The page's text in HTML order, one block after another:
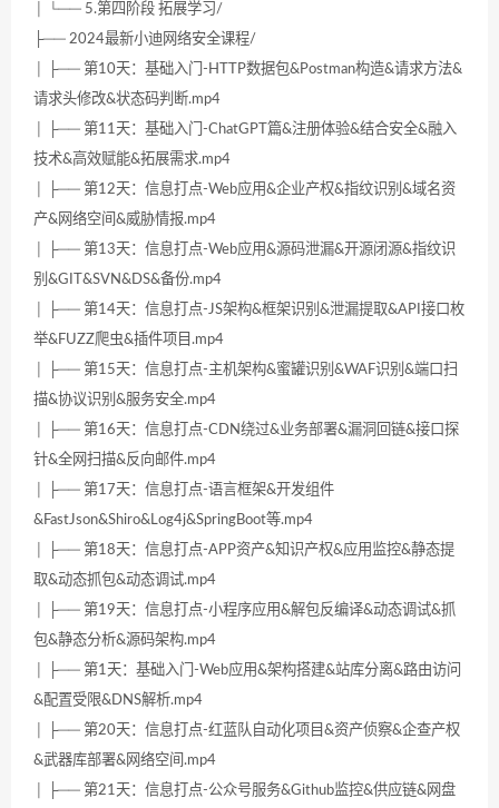
│ └── 5.第四阶段 拓展学习/
├── 2024最新小迪网络安全课程/
│ ├── 第10天：基础入门-HTTP数据包&Postman构造&请求方法&
请求头修改&状态码判断.mp4
│ ├── 第11天：基础入门-ChatGPT篇&注册体验&结合安全&融入
技术&高效赋能&拓展需求.mp4
│ ├── 第12天：信息打点-Web应用&企业产权&指纹识别&域名资
产&网络空间&威胁情报.mp4
│ ├── 第13天：信息打点-Web应用&源码泄漏&开源闭源&指纹识
别&GIT&SVN&DS&备份.mp4
│ ├── 第14天：信息打点-JS架构&框架识别&泄漏提取&API接口枚
举&FUZZ爬虫&插件项目.mp4
│ ├── 第15天：信息打点-主机架构&蜜罐识别&WAF识别&端口扫
描&协议识别&服务安全.mp4
│ ├── 第16天：信息打点-CDN绕过&业务部署&漏洞回链&接口探
针&全网扫描&反向邮件.mp4
│ ├── 第17天：信息打点-语言框架&开发组件
&FastJson&Shiro&Log4j&SpringBoot等.mp4
│ ├── 第18天：信息打点-APP资产&知识产权&应用监控&静态提
取&动态抓包&动态调试.mp4
│ ├── 第19天：信息打点-小程序应用&解包反编译&动态调试&抓
包&静态分析&源码架构.mp4
│ ├── 第1天：基础入门-Web应用&架构搭建&站库分离&路由访问
&配置受限&DNS解析.mp4
│ ├── 第20天：信息打点-红蓝队自动化项目&资产侦察&企查产权
&武器库部署&网络空间.mp4
│ ├── 第21天：信息打点-公众号服务&Github监控&供应链&网盘